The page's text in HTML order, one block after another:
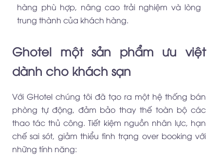
hàng phù hợp, nâng cao trải nghiệm và lòng
trung thành của khách hàng.
Ghotel một sản phẩm ưu việt
dành cho khách sạn
Với GHotel chúng tôi đã tạo ra một hệ thống bán
phòng tự động, đảm bảo thay thế toàn bộ các
thao tác thủ công. Tiết kiệm nguồn nhân lực, hạn
chế sai sót, giảm thiểu tình trạng over booking với
những tính năng: